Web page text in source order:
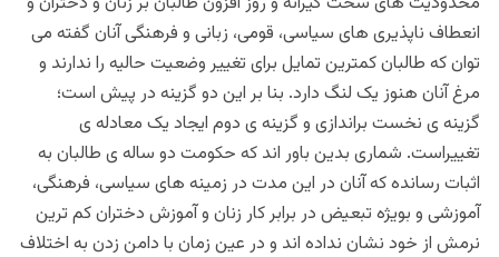
انعطاف ناپذیری های سیاسی، قومی، زبانی و فرهنگی آنان گفته می
توان که طالبان کمترین تمایل برای تغییر وضعیت حالیه را ندارند و
مرغ آنان هنوز یک لنگ دارد. بنا بر این دو گزینه در پیش است؛
گزینه ی نخست براندازی و گزینه ی دوم ایجاد یک معادله ی
تغییراست. شماری بدین باور اند که حکومت دو ساله ی طالبان به
اثبات رسانده که آنان در این مدت در زمینه های سیاسی، فرهنگی،
آموزشی و بویژه تبعیض در برابر کار زنان و آموزش دختران کم ترین
نرمش از خود نشان نداده اند و در عین زمان با دامن زدن به اختلاف